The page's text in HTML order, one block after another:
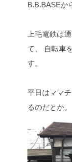
B.B.BASEか
上毛電鉄は
て、
自転車
す。
平日はママ
るのだとか。